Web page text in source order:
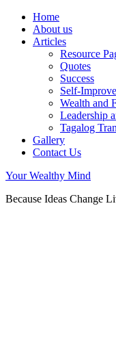
Home
About us
Articles
Resource
Quotes
Success
Self-
Wealth and
Leadership
Tagalog
Gallery
Contact Us
Your Wealthy Mind
Because Ideas Change